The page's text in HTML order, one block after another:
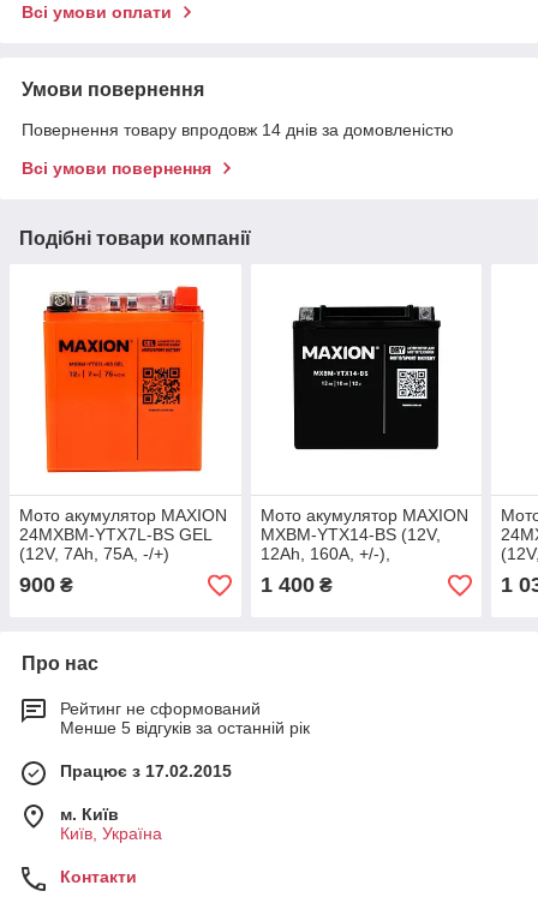
Всі умови оплати
Умови повернення
Повернення товару впродовж 14 днів за домовленістю
Всі умови повернення
Подібні товари компанії
Мото акумулятор MAXION
24MXBM-YTX7L-BS GEL
(12V, 7Ah, 75A, -/+)
900 ₴
Мото акумулятор MAXION
MXBM-YTX14-BS (12V,
12Ah, 160A, +/-),
сухозаряджений без
електроліта
1 400₴ 1
Про нас
Рейтинг не сформований
Менше 5 відгуків за останній рік
Працює з 17.02.2015
м. Київ
Київ, Україна
Контакти